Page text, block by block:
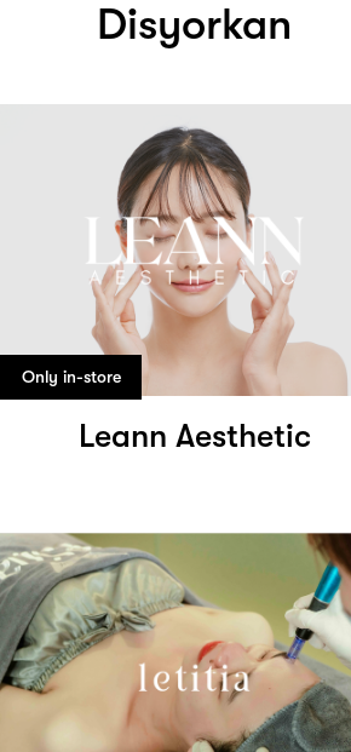
Disyorkan
Only in-store
Leann Aesthetic